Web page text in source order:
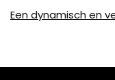
Een dynamisch en